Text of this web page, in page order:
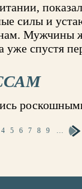
силы и
Мужчины
уже спустя
4 5 6 7 8 9 …